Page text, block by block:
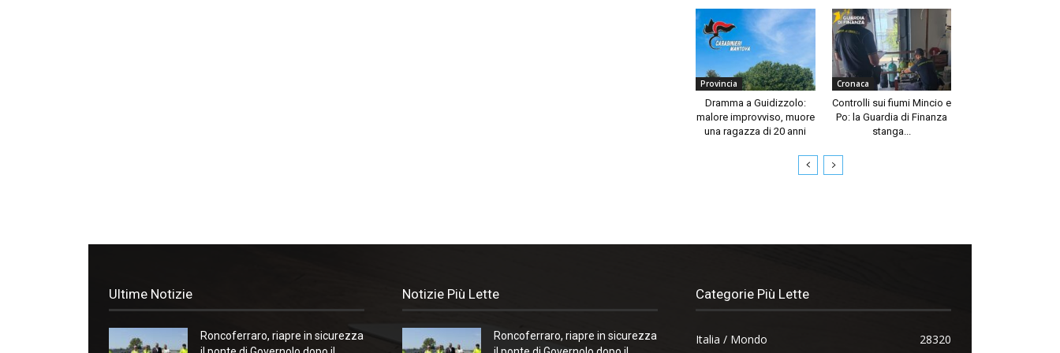
Provincia
Dramma a Guidizzolo:
malore improvviso, muore
una ragazza di 20 anni
Cronaca
Controlli sui fiumi Mincio e
Po: la Guardia di Finanza
stanga...
Ultime Notizie
Roncoferraro, riapre in sicurezza
Notizie Più Lette
Roncoferraro, riapre in sicurezza
Categorie Più Lette
Italia / Mondo 28320